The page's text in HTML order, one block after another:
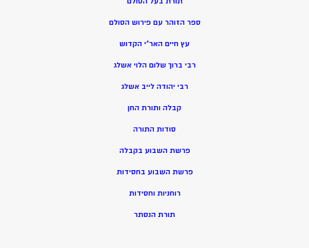
ספר הזוהר עם פירוש הסולם
עץ חיים האר”י הקדוש
רבי ברוך שלום הלוי אשלג
רבי יהודה לייב אשלג
קבלה ותורת החן
סודות התורה
פרשת השבוע בקבלה
פרשת השבוע בחסידות
רוחניות וחסידות
תורת הנסתר